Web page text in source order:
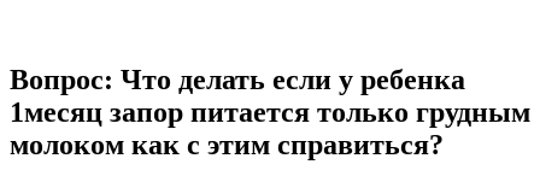
Вопрос: Что делать если у ребенка
1месяц запор питается только грудным
молоком как с этим справиться?